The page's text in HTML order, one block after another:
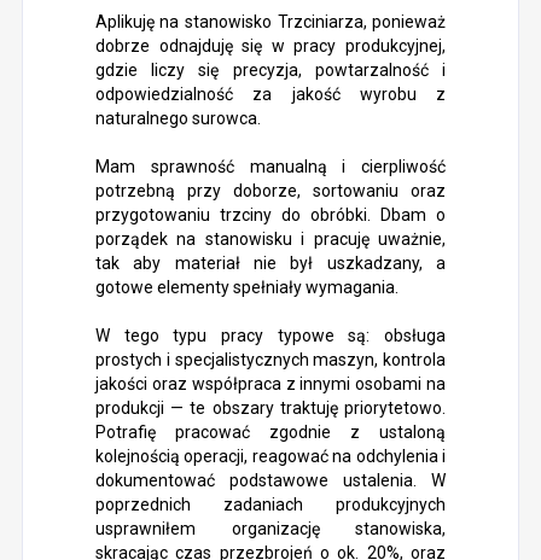
Aplikuję na stanowisko Trzciniarza, ponieważ
dobrze odnajduję się w pracy produkcyjnej,
gdzie liczy się precyzja, powtarzalność i
odpowiedzialność za jakość wyrobu z
naturalnego surowca.
Mam sprawność manualną i cierpliwość
potrzebną przy doborze, sortowaniu oraz
przygotowaniu trzciny do obróbki. Dbam o
porządek na stanowisku i pracuję uważnie,
tak aby materiał nie był uszkadzany, a
gotowe elementy spełniały wymagania.
W tego typu pracy typowe są: obsługa
prostych i specjalistycznych maszyn, kontrola
jakości oraz współpraca z innymi osobami na
produkcji — te obszary traktuję priorytetowo.
Potrafię pracować zgodnie z ustaloną
kolejnością operacji, reagować na odchylenia i
dokumentować podstawowe ustalenia. W
poprzednich zadaniach produkcyjnych
usprawniłem organizację stanowiska,
skracając czas przezbrojeń o ok. 20%, oraz